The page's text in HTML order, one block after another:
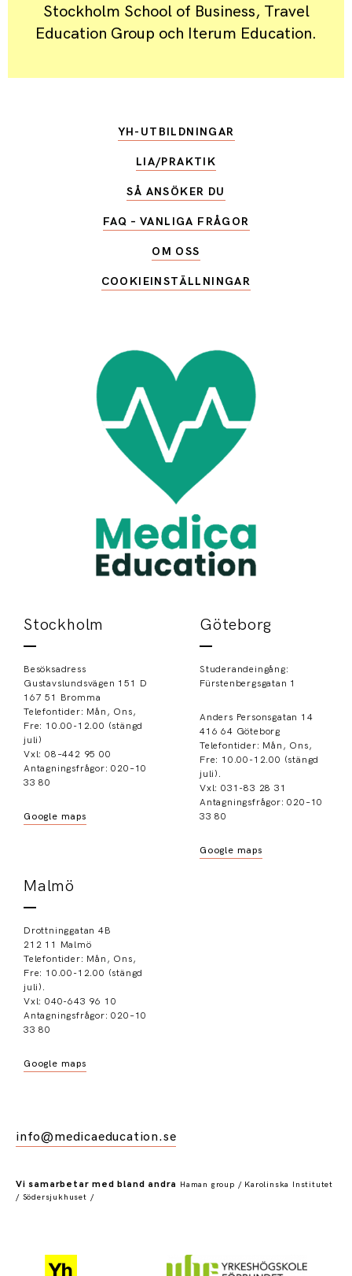
Stockholm School of Business, Travel
Education Group och Iterum Education.
YH-UTBILDNINGAR
LIA/PRAKTIK
SÅ ANSÖKER DU
FAQ – VANLIGA FRÅGOR
OM OSS
COOKIEINSTÄLLNINGAR
Stockholm
Besöksadress
Gustavslundsvägen 151 D
167 51 Bromma
Telefontider: Mån, Ons,
Fre: 10.00-12.00 (stängd
juli)
Vxl: 08–442 95 00
Antagningsfrågor: 020–10
33 80
Google maps
Göteborg
Studerandeingång:
Fürstenbergsgatan 1
Anders Personsgatan 14
416 64 Göteborg
Telefontider: Mån, Ons,
Fre: 10.00-12.00 (stängd
juli).
Vxl: 031-83 28 31
Antagningsfrågor: 020–10
33 80
Google maps
Malmö
Drottninggatan 4B
212 11 Malmö
Telefontider: Mån, Ons,
Fre: 10.00-12.00 (stängd
juli).
Vxl: 040-643 96 10
Antagningsfrågor: 020–10
33 80
Google maps
info@medicaeducation.se
Vi samarbetar med bland andra Haman group / Karolinska Institutet
/ Södersjukhuset /